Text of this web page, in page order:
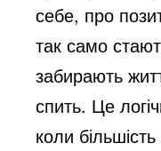
себе, про
так само
забирають
спить. Це
коли